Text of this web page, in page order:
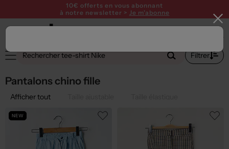
10€ offerts en vous abonnant
à notre newsletter > Je m'abonne
Filtrer
Pantalons chino fille
Afficher tout
NEW